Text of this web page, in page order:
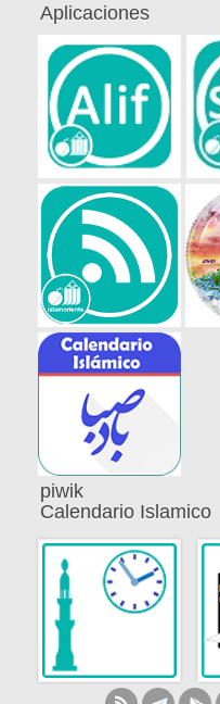
Aplicaciones
piwik
Calendario Islamico